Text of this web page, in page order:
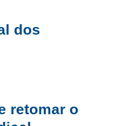
dos
retomar o